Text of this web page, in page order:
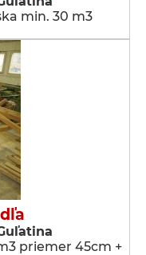
min. 30 m3
priemer 45cm +